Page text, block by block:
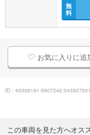
無
料
お気に入りに追
ID：40008191-
この車両を見た方へオス